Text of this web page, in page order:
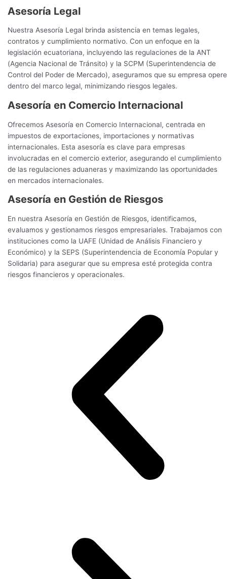
Asesoría Legal
Nuestra Asesoría Legal brinda asistencia en temas legales,
contratos y cumplimiento normativo. Con un enfoque en la
legislación ecuatoriana, incluyendo las regulaciones de la ANT
(Agencia Nacional de Tránsito) y la SCPM (Superintendencia de
Control del Poder de Mercado), aseguramos que su empresa opere
dentro del marco legal, minimizando riesgos legales.
Asesoría en Comercio Internacional
Ofrecemos Asesoría en Comercio Internacional, centrada en
impuestos de exportaciones, importaciones y normativas
internacionales. Esta asesoría es clave para empresas
involucradas en el comercio exterior, asegurando el cumplimiento
de las regulaciones aduaneras y maximizando las oportunidades
en mercados internacionales.
Asesoría en Gestión de Riesgos
En nuestra Asesoría en Gestión de Riesgos, identificamos,
evaluamos y gestionamos riesgos empresariales. Trabajamos con
instituciones como la UAFE (Unidad de Análisis Financiero y
Económico) y la SEPS (Superintendencia de Economía Popular y
Solidaria) para asegurar que su empresa esté protegida contra
riesgos financieros y operacionales.